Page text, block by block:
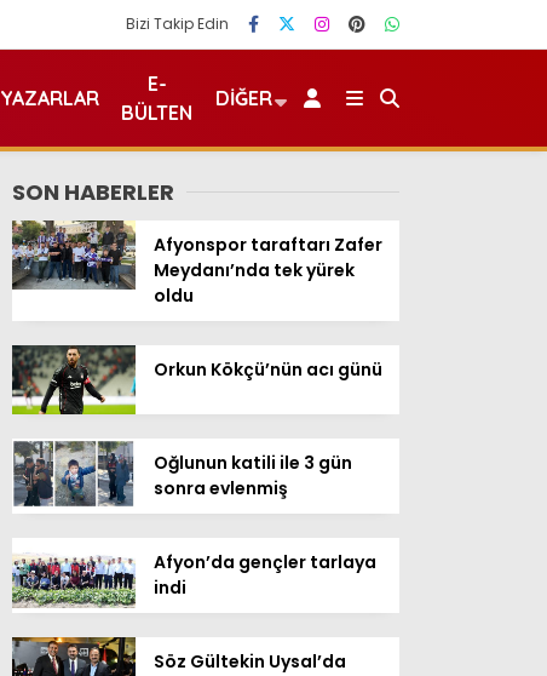
Bizi Takip Edin
YAZARLAR
E-
BÜLTEN
DIĞER
SON HABERLER
Afyonspor taraftarı Zafer
Meydanı’nda tek yürek
oldu
Orkun Kökçü’nün acı günü
Oğlunun katili ile 3 gün
sonra evlenmiş
Afyon’da gençler tarlaya
indi
Söz Gültekin Uysal’da